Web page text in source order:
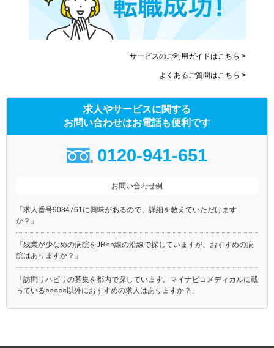
サービスのご利用ガイドはこちら >
よくあるご質問はこちら >
求人やサービスに関する
お問い合わせはお電話も便利です
0120-941-651
お問い合わせ例
「求人番号9084761に興味があるので、詳細を教えていただけます
か？」
「残業が少なめの病院をJR○○線の沿線で探していますが、おすすめの病
院はありますか？」
「訪問リハビリの募集を都内で探しています。マイナビコメディカルに載
っている○○○○○以外におすすめの求人はありますか？」